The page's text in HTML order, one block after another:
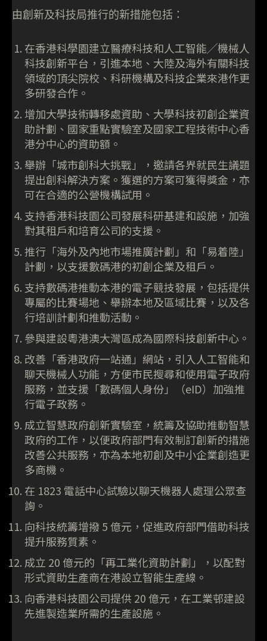
由創新及科技局推行的新措施包括：
在香港科學園建立醫療科技和人工智能╱機械人
科技創新平台，引進本地、大陸及海外有關科技
領域的頂尖院校、科研機構及科技企業來港作更
多研發合作。
增加大學技術轉移處資助、大學科技初創企業資
助計劃、國家重點實驗室及國家工程技術中心香
港分中心的資助額。
舉辦「城市創科大挑戰」，邀請各界就民生議題
提出創科解決方案。獲選的方案可獲得獎金，亦
可在合適的公營機構試用。
支持香港科技園公司發展科研基建和設施，加強
對其租戶和培育公司的支援。
推行「海外及內地市場推廣計劃」和「易着陸」
計劃，以支援數碼港的初創企業及租戶。
支持數碼港推動本港的電子競技發展，包括提供
專屬的比賽場地、舉辦本地及區域比賽，以及各
行培訓計劃和推動活動。
參與建設粵港澳大灣區成為國際科技創新中心。
改善「香港政府一站通」網站，引入人工智能和
聊天機械人功能，方便市民搜尋和使用電子政府
服務，並支援「數碼個人身份」（eID）加強推
行電子政務。
成立智慧政府創新實驗室，統籌及協助推動智慧
政府的工作，以便政府部門有效制訂創新的措施
改善公共服務，亦為本地初創及中小企業創造更
多商機。
在 1823 電話中心試驗以聊天機器人處理公眾查
詢。
向科技統籌增撥 5 億元，促進政府部門借助科技
提升服務質素。
成立 20 億元的「再工業化資助計劃」，以配對
形式資助生產商在港設立智能生產線。
向香港科技園公司提供 20 億元，在工業邨建設
先進製造業所需的生產設施。